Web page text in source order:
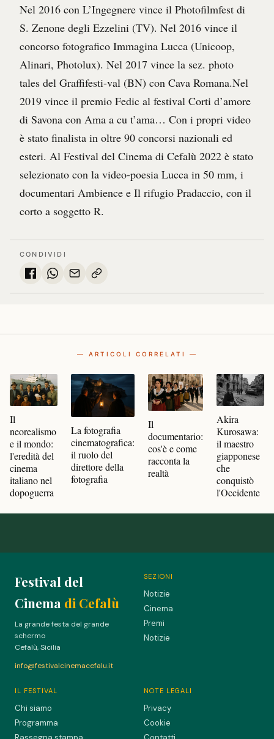
Nel 2016 con L’Ingegnere vince il Photofilmfest di
S. Zenone degli Ezzelini (TV). Nel 2016 vince il
concorso fotografico Immagina Lucca (Unicoop,
Alinari, Photolux). Nel 2017 vince la sez. photo
tales del Graffifesti-val (BN) con Cava Romana.Nel
2019 vince il premio Fedic al festival Corti d’amore
di Savona con Ama a cu t’ama… Con i propri video
è stato finalista in oltre 90 concorsi nazionali ed
esteri. Al Festival del Cinema di Cefalù 2022 è stato
selezionato con la video-poesia Lucca in 50 mm, i
documentari Ambience e Il rifugio Pradaccio, con il
corto a soggetto R.
CONDIVIDI
— ARTICOLI CORRELATI —
Il
neorealismo
e il mondo:
l'eredità del
cinema
italiano nel
dopoguerra
La fotografia
cinematografica:
il ruolo del
direttore della
fotografia
Il
documentario:
cos'è e come
racconta la
realtà
Akira
Kurosawa:
il maestro
giapponese
che
conquistò
l'Occidente
Festival del
Cinema di Cefalù
La grande festa del grande
schermo
Cefalù, Sicilia
info@festivalcinemacefalu.it
SEZIONI
Notizie
Cinema
Premi
Notizie
IL FESTIVAL
Chi siamo
Programma
NOTE LEGALI
Privacy
Cookie